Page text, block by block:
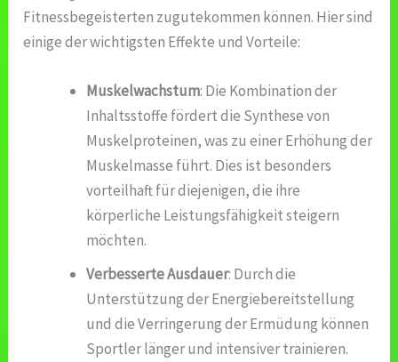
Fitnessbegeisterten zugutekommen können. Hier sind
einige der wichtigsten Effekte und Vorteile:
Muskelwachstum: Die Kombination der
Inhaltsstoffe fördert die Synthese von
Muskelproteinen, was zu einer Erhöhung der
Muskelmasse führt. Dies ist besonders
vorteilhaft für diejenigen, die ihre
körperliche Leistungsfähigkeit steigern
möchten.
Verbesserte Ausdauer: Durch die
Unterstützung der Energiebereitstellung
und die Verringerung der Ermüdung können
Sportler länger und intensiver trainieren.